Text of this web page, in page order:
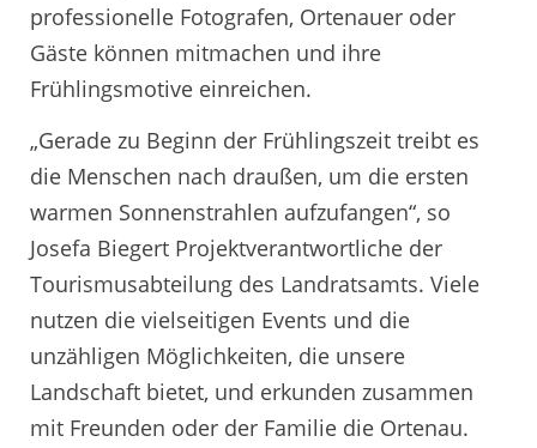
professionelle Fotografen, Ortenauer oder
Gäste können mitmachen und ihre
Frühlingsmotive einreichen.
„Gerade zu Beginn der Frühlingszeit treibt es
die Menschen nach draußen, um die ersten
warmen Sonnenstrahlen aufzufangen“, so
Josefa Biegert Projektverantwortliche der
Tourismusabteilung des Landratsamts. Viele
nutzen die vielseitigen Events und die
unzähligen Möglichkeiten, die unsere
Landschaft bietet, und erkunden zusammen
mit Freunden oder der Familie die Ortenau.